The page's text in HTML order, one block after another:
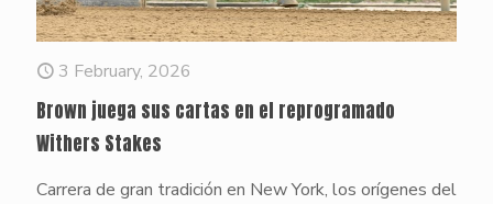
3 February, 2026
Brown juega sus cartas en el reprogramado
Withers Stakes
Carrera de gran tradición en New York, los orígenes del